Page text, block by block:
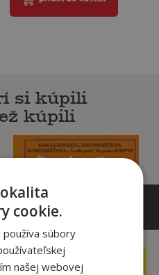
si kúpili
kúpili
cookie.
súbory
našej webovej